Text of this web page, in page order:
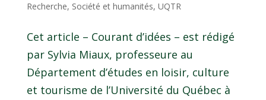
Recherche, Société et humanités, UQTR
Cet article – Courant d’idées – est rédigé
par Sylvia Miaux, professeure au
Département d’études en loisir, culture
et tourisme de l’Université du Québec à